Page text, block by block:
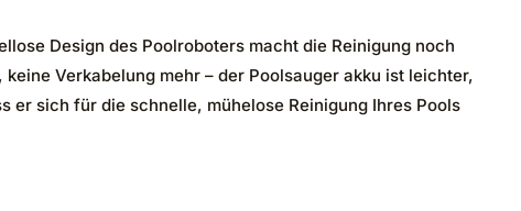
Design des Poolroboters macht die Reinigung noch
Verkabelung mehr – der Poolsauger akku ist leichter,
er sich für die schnelle, mühelose Reinigung Ihres Pools